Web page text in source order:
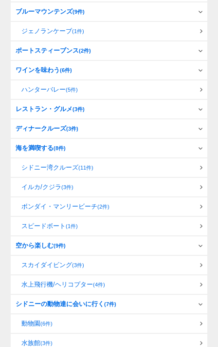
ブルーマウンテンズ(9件)
ジェノランケーブ(1件)
ポートスティーブンス(2件)
ワインを味わう(6件)
ハンターバレー(5件)
レストラン・グルメ(3件)
ディナークルーズ(3件)
海を満喫する(8件)
シドニー湾クルーズ(11件)
イルカ/クジラ(3件)
ボンダイ・マンリービーチ(2件)
スピードボート(1件)
空から楽しむ(9件)
スカイダイビング(3件)
水上飛行機/ヘリコプター(4件)
シドニーの動物達に会いに行く(7件)
動物園(6件)
水族館(3件)